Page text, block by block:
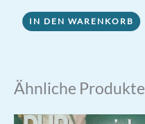
IN DEN WARENKORB
Ähnliche Produkte